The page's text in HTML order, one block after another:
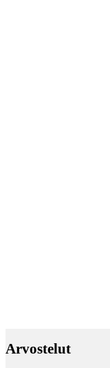
Arvostelut